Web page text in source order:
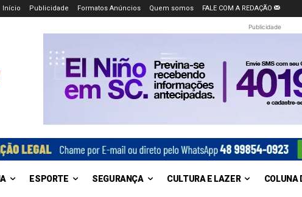
Início Publicidade Formatos Anúncios Quem somos FALE COM A REDAÇÃO
Publicidade
ESPORTE SEGURANÇA CULTURA E LAZER COLUNA